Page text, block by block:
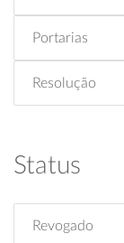
Portarias
Resolução
Status
Revogado